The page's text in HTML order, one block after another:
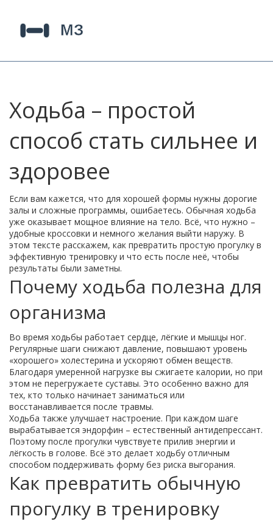
Ходьба – простой
способ стать сильнее и
здоровее
Если вам кажется, что для хорошей формы нужны дорогие
залы и сложные программы, ошибаетесь. Обычная ходьба
уже оказывает мощное влияние на тело. Всё, что нужно –
удобные кроссовки и немного желания выйти наружу. В
этом тексте расскажем, как превратить простую прогулку в
эффективную тренировку и что есть после неё, чтобы
результаты были заметны.
Почему ходьба полезна для
организма
Во время ходьбы работает сердце, лёгкие и мышцы ног.
Регулярные шаги снижают давление, повышают уровень
«хорошего» холестерина и ускоряют обмен веществ.
Благодаря умеренной нагрузке вы сжигаете калории, но при
этом не перегружаете суставы. Это особенно важно для
тех, кто только начинает заниматься или
восстанавливается после травмы.
Ходьба также улучшает настроение. При каждом шаге
вырабатывается эндорфин – естественный антидепрессант.
Поэтому после прогулки чувствуете прилив энергии и
лёгкость в голове. Всё это делает ходьбу отличным
способом поддерживать форму без риска выгорания.
Как превратить обычную
прогулку в тренировку